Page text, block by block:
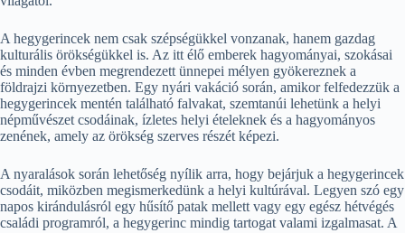
A hegygerincek nem csak szépségükkel vonzanak, hanem gazdag
kulturális örökségükkel is. Az itt élő emberek hagyományai, szokásai
és minden évben megrendezett ünnepei mélyen gyökereznek a
földrajzi környezetben. Egy nyári vakáció során, amikor felfedezzük a
hegygerincek mentén található falvakat, szemtanúi lehetünk a helyi
népművészet csodáinak, ízletes helyi ételeknek és a hagyományos
zenének, amely az örökség szerves részét képezi.
A nyaralások során lehetőség nyílik arra, hogy bejárjuk a hegygerincek
csodáit, miközben megismerkedünk a helyi kultúrával. Legyen szó egy
napos kirándulásról egy hűsítő patak mellett vagy egy egész hétvégés
családi programról, a hegygerinc mindig tartogat valami izgalmasat. A